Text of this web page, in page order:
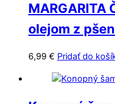
MARGARITA
olejom z
6,99 € Pridať do